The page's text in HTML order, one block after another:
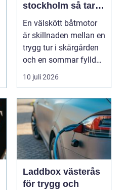
stockholm så tar
du hand om din
båtmotor på rätt
sätt
En välskött båtmotor
är skillnaden mellan en
trygg tur i skärgården
och en sommar fylld
av ofrivilli...
10 juli 2026
Laddbox västerås
för trygg och